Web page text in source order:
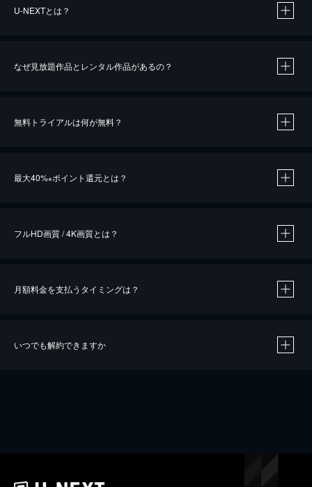
U-NEXTとは？
なぜ見放題作品とレンタル作品があるの？
無料トライアルは何が無料？
最大40%※ポイント還元とは？
※40％ポイント還元の対象は、クレジットカード決済による作品の購入 / レンタルです。
iOSアプリのUコイン決済による作品の購入 / レンタルは、20％のポイント還元です。
フルHD画質 / 4K画質とは？
月額料金を支払うタイミングは？
いつでも解約できますか